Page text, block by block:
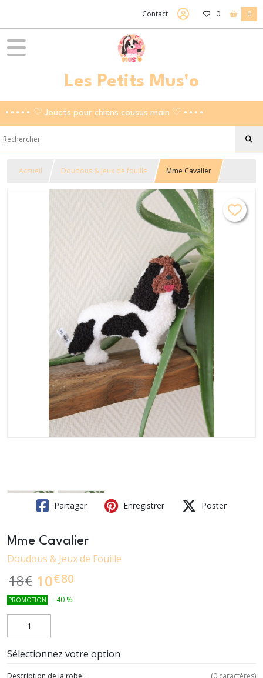
Contact 0 0
Les Petits Mus'o
••••• ♡ Jouets pour chiens cousus main ♡ ••••
Accueil Doudous & Jeux de fouille Mme Cavalier
Partager Enregistrer Poster
Mme Cavalier
Doudous & Jeux de Fouille
18€ 10€80
PROMOTION - 40 %
Sélectionnez votre option
Description de la robe : (0 caractères)